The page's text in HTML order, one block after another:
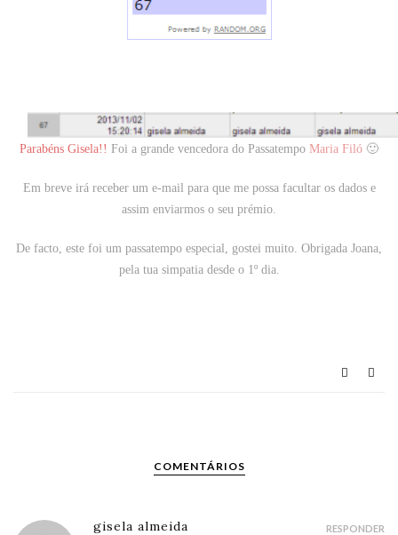
Parabéns Gisela!! Foi a grande vencedora do Passatempo Maria Filó 🙂
Em breve irá receber um e-mail para que me possa facultar os dados e
assim enviarmos o seu prémio.
De facto, este foi um passatempo especial, gostei muito. Obrigada Joana,
pela tua simpatia desde o 1º dia.
COMENTÁRIOS
gisela almeida RESPONDER